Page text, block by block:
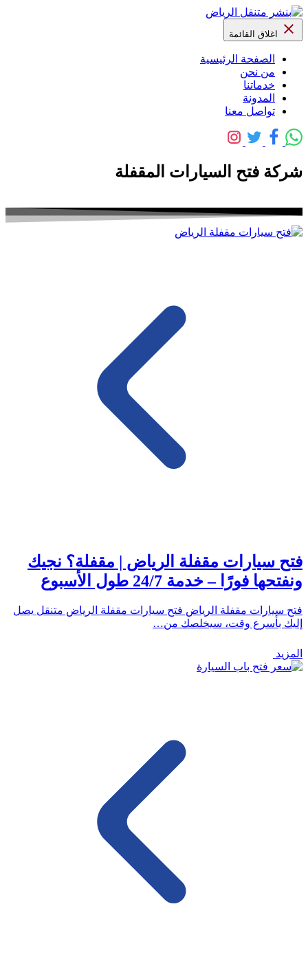
اغلاق القائمة
الصفحة الرئيسية
من نحن
خدماتنا
المدونة
تواصل معنا
شركة فتح السيارات المقفلة
فتح سيارات مقفلة الرياض | مقفلة؟ نجيك
ونفتحها فورًا – خدمة 24/7 طول الأسبوع
فتح سيارات مقفلة الرياض فتح سيارات مقفلة الرياض متنقل يصل
إليك بأسرع وقت، سيخلصك من…
المزيد